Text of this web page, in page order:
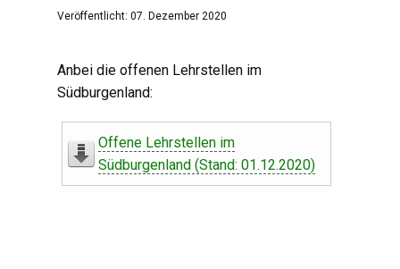
Veröffentlicht: 07. Dezember 2020
Anbei die offenen Lehrstellen im
Südburgenland:
Offene Lehrstellen im
Südburgenland (Stand: 01.12.2020)